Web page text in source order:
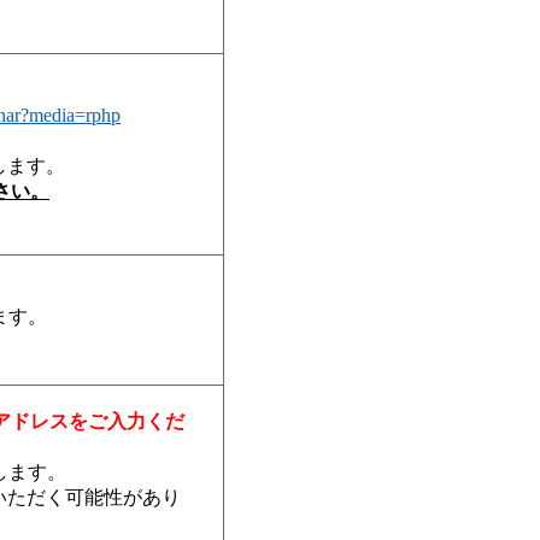
す。
。
。
ドレスをご入力くだ
す。
だく可能性があり